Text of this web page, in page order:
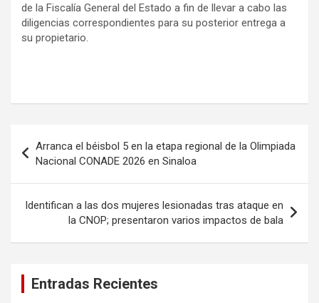
de la Fiscalía General del Estado a fin de llevar a cabo las
diligencias correspondientes para su posterior entrega a
su propietario.
de
entradas
Arranca el béisbol 5 en la etapa regional de la Olimpiada
Nacional CONADE 2026 en Sinaloa
Identifican a las dos mujeres lesionadas tras ataque en
la CNOP; presentaron varios impactos de bala
Entradas Recientes